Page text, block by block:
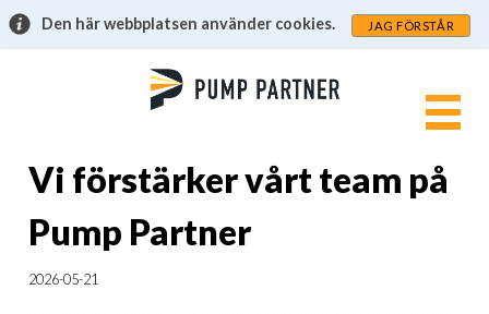
Den här webbplatsen använder cookies. JAG FÖRSTÅR
Vi förstärker vårt team på
Pump Partner
2026-05-21